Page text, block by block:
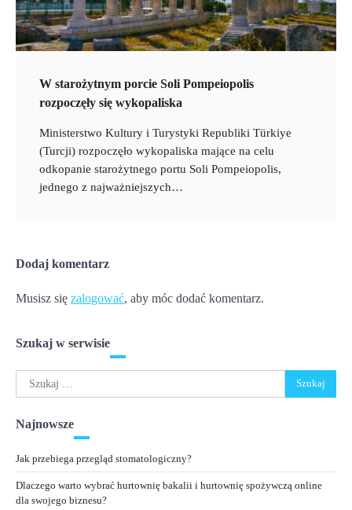
W starożytnym porcie Soli Pompeiopolis
rozpoczęły się wykopaliska
Ministerstwo Kultury i Turystyki Republiki Türkiye
(Turcji) rozpoczęło wykopaliska mające na celu
odkopanie starożytnego portu Soli Pompeiopolis,
jednego z najważniejszych…
Dodaj komentarz
Musisz się zalogować, aby móc dodać komentarz.
Szukaj w serwisie
Szukaj:
Najnowsze
Jak przebiega przegląd stomatologiczny?
Dlaczego warto wybrać hurtownię bakalii i hurtownię spożywczą online
dla swojego biznesu?